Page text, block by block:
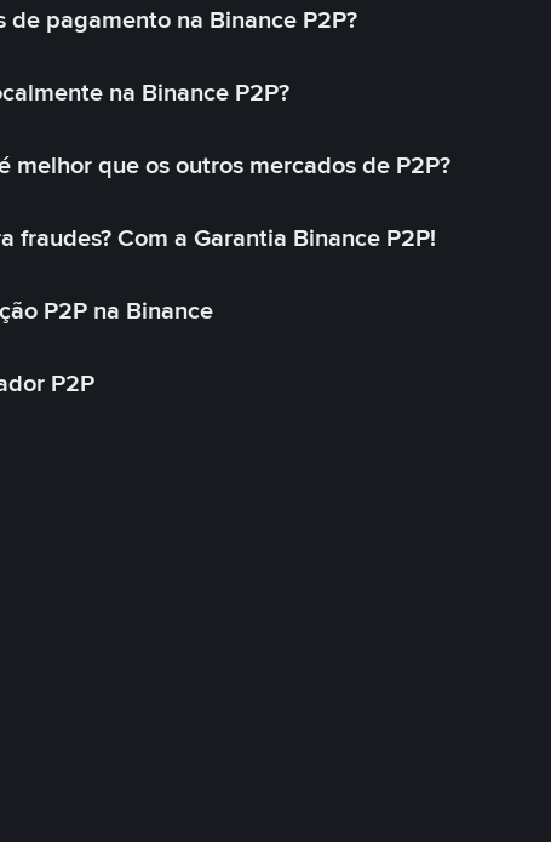
pagamento na Binance P2P?
na Binance P2P?
melhor que os outros mercados de P2P?
fraudes? Com a Garantia Binance P2P!
P2P na Binance
P2P